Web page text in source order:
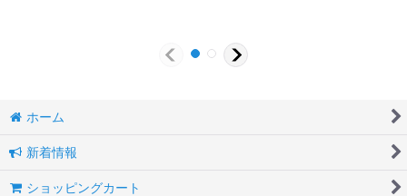
ホーム
新着情報
ショッピングカート